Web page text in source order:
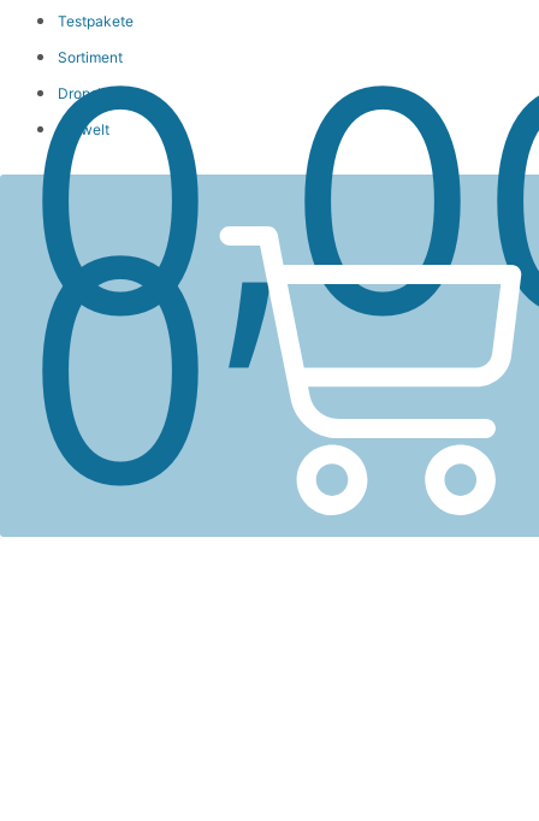
Testpakete
Sortiment
Dropshipping
Umwelt
0